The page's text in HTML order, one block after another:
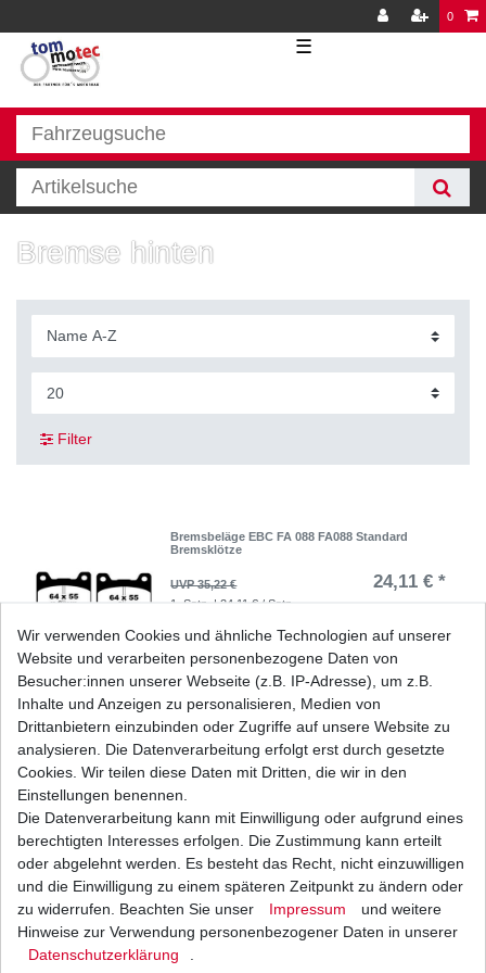
0
☰
Bremse hinten
Filter
Bremsbeläge EBC FA 088 FA088 Standard
Bremsklötze
UVP 35,22 € 24,11 € *
1 Satz
| 24,11 € / Satz
Bremsbeläge EBC FA 088 HH FA088HH FA 88
HH FA88HH Sinter Bremsklötze
UVP 47,84 € 32,74 € *
1 Satz
Bremsklötze Ferodo FDB 337 P FDB337 P
Platinum Bremsbeläge
UVP 26,19 €
Wir verwenden Cookies und ähnliche Technologien auf unserer
Website und verarbeiten personenbezogene Daten von
Besucher:innen unserer Webseite (z.B. IP-Adresse), um z.B.
Inhalte und Anzeigen zu personalisieren, Medien von
Drittanbietern einzubinden oder Zugriffe auf unsere Website zu
analysieren. Die Datenverarbeitung erfolgt erst durch gesetzte
Cookies. Wir teilen diese Daten mit Dritten, die wir in den
Einstellungen benennen.
Die Datenverarbeitung kann mit Einwilligung oder aufgrund eines
berechtigten Interesses erfolgen. Die Zustimmung kann erteilt
oder abgelehnt werden. Es besteht das Recht, nicht einzuwilligen
und die Einwilligung zu einem späteren Zeitpunkt zu ändern oder
zu widerrufen. Beachten Sie unser
Impressum
und weitere
Hinweise zur Verwendung personenbezogener Daten in unserer
Daten­schutz­erklärung